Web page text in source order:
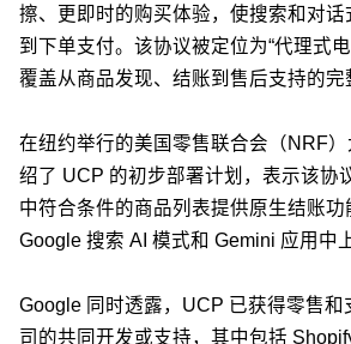
擦、更即时的购买体验，使搜索和对
到下单支付。该协议被定位为“代理式
覆盖从商品发现、结账到售后支持的完
在纽约举行的美国零售联合会（NRF
绍了 UCP 的初步部署计划，表示该协
中符合条件的商品列表提供原生结账功
Google 搜索 AI 模式和 Gemini 应用中
Google 同时透露，UCP 已获得零售和
司的共同开发或支持，其中包括